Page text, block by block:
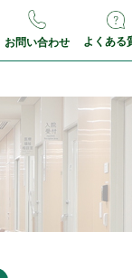
お問い合わせ よくある